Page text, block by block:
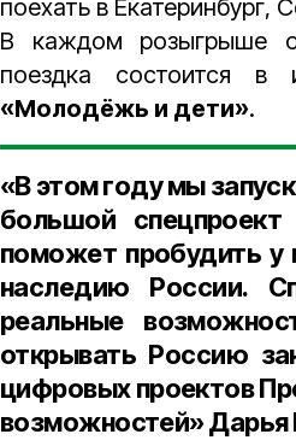
поехать в Екатеринбург,
В каждом розыгрыше
поездка состоится
«Молодёжь и дети».
«В этом году мы
большой
поможет пробудить у
наследию России.
реальные
открывать Россию
цифровых проектов
возможностей» Дарья